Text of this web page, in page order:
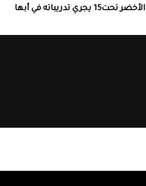
الأخضر تحت15 يجري تدريباته في أبها